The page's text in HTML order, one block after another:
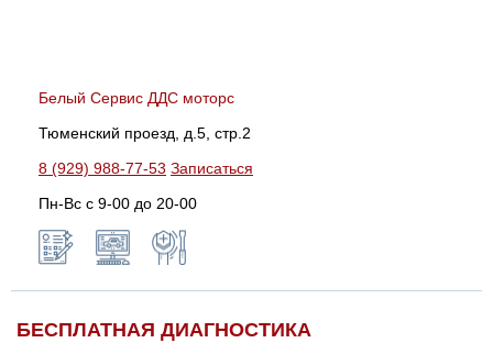
Белый Сервис ДДС моторс
Тюменский проезд, д.5, стр.2
8 (929) 988-77-53 Записаться
Пн-Вс c 9-00 до 20-00
БЕСПЛАТНАЯ ДИАГНОСТИКА